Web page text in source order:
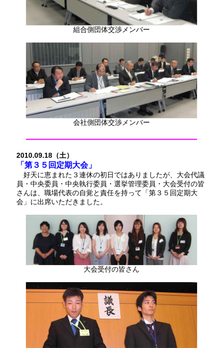
組合側団体交渉メンバー
会社側団体交渉メンバー
2010.09.18（土）
「第３５回定期大会」
好天に恵まれた３連休の初日ではありましたが、大会代議
員・中央委員・中央執行委員・選挙管理委員・大会受付の皆
さんは、職場代表の自覚と責任を持って「第３５回定期大
会」に出席いただきました。
大会受付の皆さん